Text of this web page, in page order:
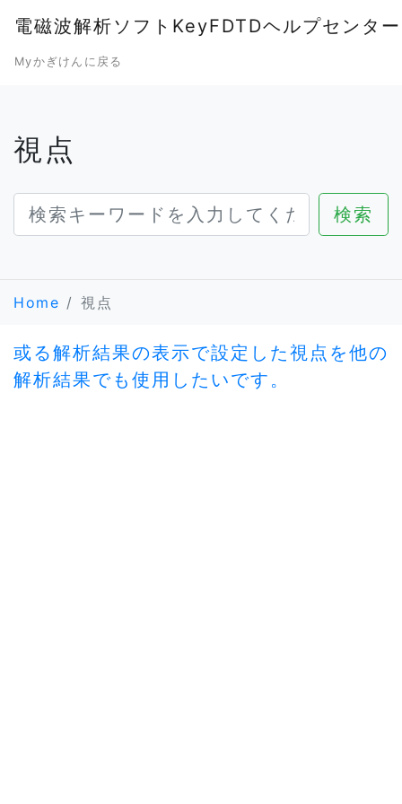
電磁波解析ソフトKeyFDTDヘルプセンター
Myかぎけんに戻る
視点
Home 視点
或る解析結果の表示で設定した視点を他の
解析結果でも使用したいです。